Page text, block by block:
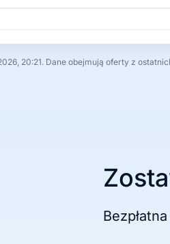
20:21. Dane obejmują oferty z